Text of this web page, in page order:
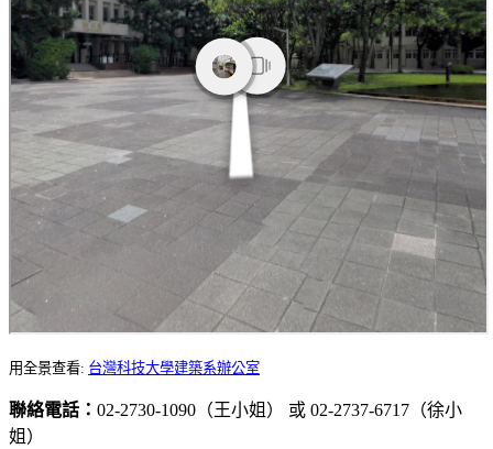
用全景查看: 台灣科技大學建築系辦公室
聯絡電話： 02-2730-1090（王小姐） 或 02-2737-6717（徐小
姐）